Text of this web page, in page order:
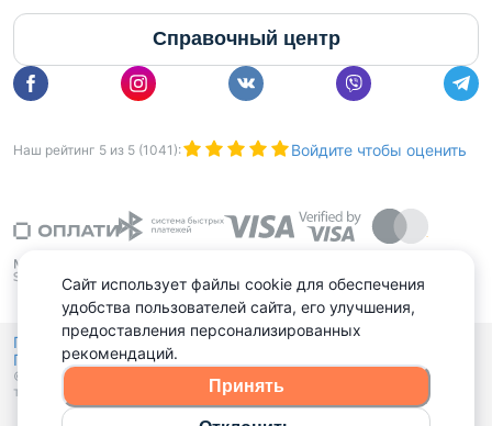
Справочный центр
Наш рейтинг 5 из 5 (1041 ): Войдите чтобы оценить
Политика конфиденциальности,
Политика обработки файлов куки
© 2015 - 2026, Domovita.by. Копирование материалов допускается
только при наличии активной ссылки.
Сайт использует файлы cookie для обеспечения
удобства пользователей сайта, его улучшения,
предоставления персонализированных
рекомендаций.
Принять